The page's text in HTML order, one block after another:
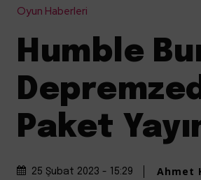
Oyun Haberleri
Humble
Paket
25 Şubat 2023 - 15:29 Ahmet